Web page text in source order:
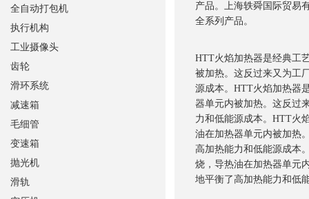
产品。 上海轶舜国际贸易
全系列产品。
HTT火焰加热器是经典工
被加热。这反过来又为工
源成本。 HTT火焰加热器
器单元内被加热。这反过
力和低能源成本。 HTT火
油在加热器单元内被加热
高加热能力和低能源成本
烧，导热油在加热器单元
地平衡了高加热能力和低
全自动打包机
执行机构
工业摄像头
齿轮
滑环系统
减速箱
毛细管
变速箱
抛光机
滑轨